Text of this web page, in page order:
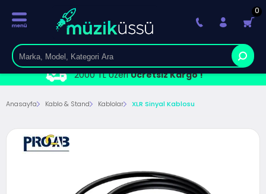
2000 TL ÜzeriÜcretsiz Kargo !
0
Anasayfa Kablo & Stand Kablolar XLR Sinyal Kablosu